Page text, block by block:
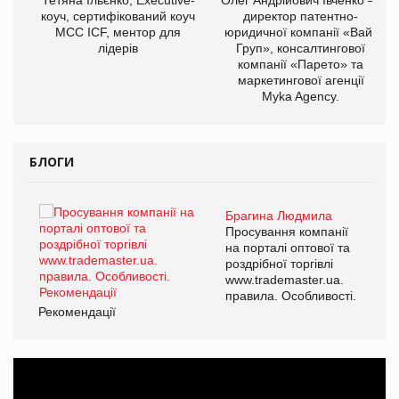
коуч, сертифікований коуч
МСС ICF, ментор для
лідерів
директор патентно-
юридичної компанії «Вайз
Груп», консалтингової
компанії «Парето» та
маркетингової агенції
Myka Agency.
БЛОГИ
Брагина Людмила
Просування компанії
на порталі оптової та
роздрібної торгівлі
www.trademaster.ua.
правила. Особливості.
Рекомендації